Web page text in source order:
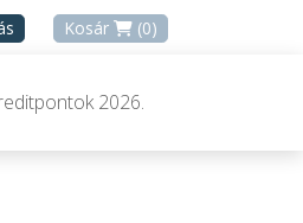
Kosár (0)
2026.